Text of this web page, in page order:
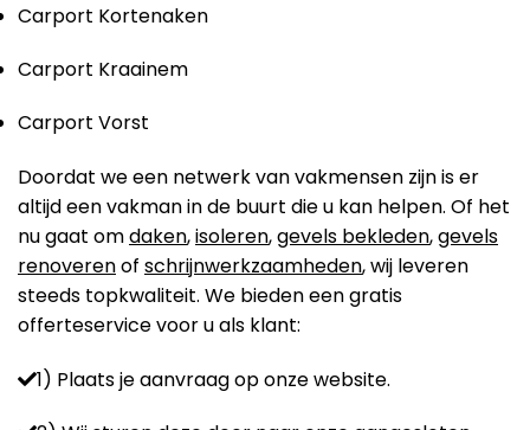
Carport Kortenaken
Carport Kraainem
Carport Vorst
Doordat we een netwerk van vakmensen zijn is er
altijd een vakman in de buurt die u kan helpen. Of het
nu gaat omdaken,isoleren,gevels bekleden,gevels
renoverenof schrijnwerkzaamheden, wij leveren
steeds topkwaliteit. We bieden een gratis
offerteservice voor u als klant:
1) Plaats je aanvraag op onze website.